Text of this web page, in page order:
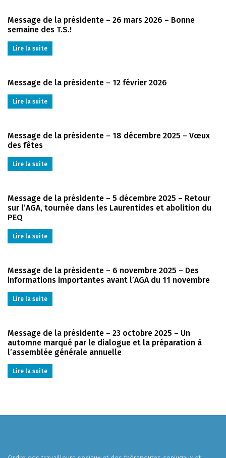
Message de la présidente – 26 mars 2026 – Bonne
semaine des T.S.!
Lire la suite
Message de la présidente – 12 février 2026
Lire la suite
Message de la présidente – 18 décembre 2025 – Vœux
des fêtes
Lire la suite
Message de la présidente – 5 décembre 2025 – Retour
sur l’AGA, tournée dans les Laurentides et abolition du
PEQ
Lire la suite
Message de la présidente – 6 novembre 2025 – Des
informations importantes avant l’AGA du 11 novembre
Lire la suite
Message de la présidente – 23 octobre 2025 – Un
automne marqué par le dialogue et la préparation à
l’assemblée générale annuelle
Lire la suite